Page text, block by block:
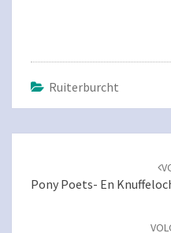
Ruiterburcht
berichten
Pony Poets- En